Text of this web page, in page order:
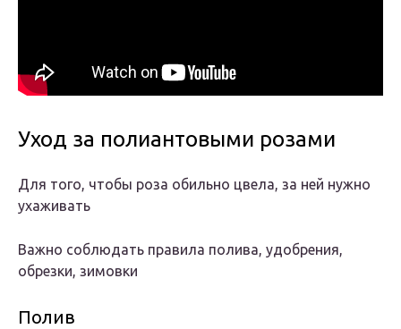
Уход за полиантовыми розами
Для того, чтобы роза обильно цвела, за ней нужно
ухаживать
Важно соблюдать правила полива, удобрения,
обрезки, зимовки
Полив